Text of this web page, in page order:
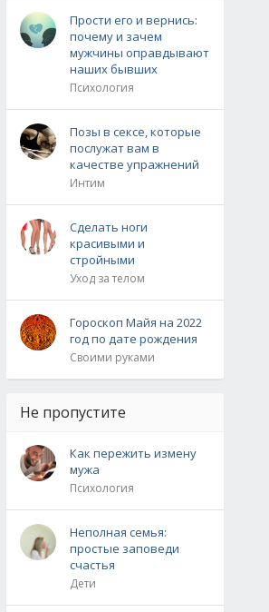
Прости его и вернись:
почему и зачем
мужчины оправдывают
наших бывших
Психология
Позы в сексе, которые
послужат вам в
качестве упражнений
Интим
Сделать ноги
красивыми и
стройными
Уход за телом
Гороскоп Майя на 2022
год по дате рождения
Своими руками
Не пропустите
Как пережить измену
мужа
Психология
Неполная семья:
простые заповеди
счастья
Дети